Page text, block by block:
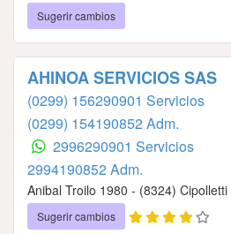
Sugerir cambios
AHINOA SERVICIOS SAS
(0299) 156290901 Servicios
(0299) 154190852 Adm.
2996290901 Servicios
2994190852 Adm.
Anibal Troilo 1980 - (8324) Cipolletti
Sugerir cambios